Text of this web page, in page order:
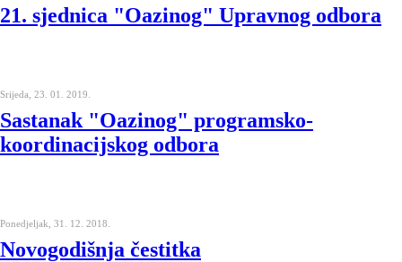
21. sjednica "Oazinog" Upravnog odbora
Srijeda, 23. 01. 2019.
Sastanak "Oazinog" programsko-
koordinacijskog odbora
Ponedjeljak, 31. 12. 2018.
Novogodišnja čestitka